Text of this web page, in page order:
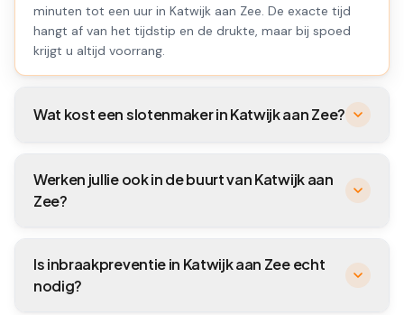
minuten tot een uur in Katwijk aan Zee. De exacte tijd
hangt af van het tijdstip en de drukte, maar bij spoed
krijgt u altijd voorrang.
Wat kost een slotenmaker in Katwijk aan Zee?
Werken jullie ook in de buurt van Katwijk aan
Zee?
Is inbraakpreventie in Katwijk aan Zee echt
nodig?